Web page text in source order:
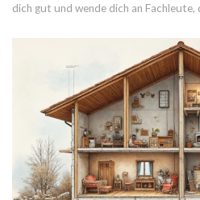
dich gut und wende dich an